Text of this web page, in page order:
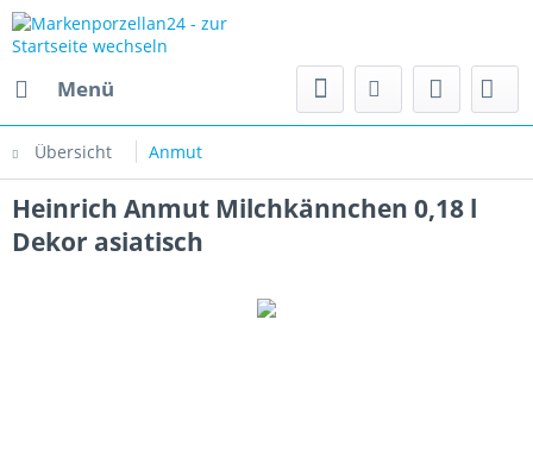
Menü
Übersicht Anmut
Heinrich Anmut Milchkännchen 0,18 l
Dekor asiatisch